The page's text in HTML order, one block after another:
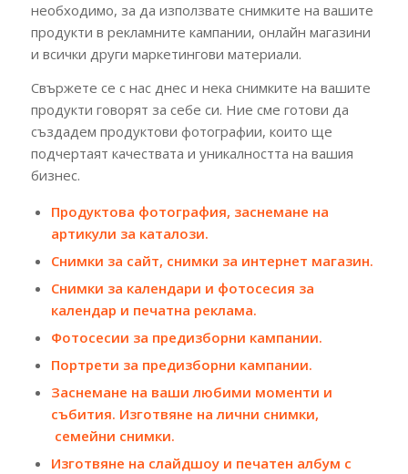
необходимо, за да използвате снимките на вашите
продукти в рекламните кампании, онлайн магазини
и всички други маркетингови материали.
Свържете се с нас днес и нека снимките на вашите
продукти говорят за себе си. Ние сме готови да
създадем продуктови фотографии, които ще
подчертаят качествата и уникалността на вашия
бизнес.
Продуктова фотография, заснемане на
артикули за каталози.
Снимки за сайт, снимки за интернет магазин.
Снимки за календари и фотосесия за
календар и печатна реклама.
Фотосесии за предизборни кампании.
Портрети за предизборни кампании.
Заснемане на ваши любими моменти и
събития. Изготвяне на лични снимки,
семейни снимки.
Изготвяне на слайдшоу и печатен албум с